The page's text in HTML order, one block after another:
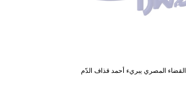
القضاء المصري يبريء أحمد قذاف الدّم